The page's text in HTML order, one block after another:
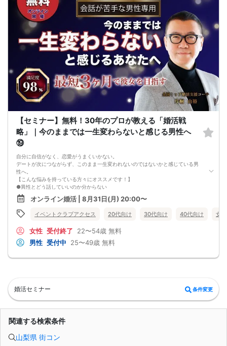
それを提供できる自分自身に変化していくことにより、
はじめて自分が好きな異性が自分を好きになってくれるようになり、
恋愛婚活が上手くいくようになります。
異性が求めていることを理解し、
それを自然に伝えられる自分に変わることで、
好きな女性から選ばれるようになります。
婚活戦略セミナーでは、恋愛や婚活で悩む男性が
短期間で変化と成果を実感できる方法をお伝えします。
【注意事項】
・セミナー中はカメラをオン（お顔を出して）での受講をお願いします。
（屋外、車内からのご参加や、途中入室、退出はご遠慮下さい。）
【キャンセル規定】
セミナー準備の都合上、当日無断キャンセルの場合は、3,000円のキャンセル料を
お支払いいただきます。
【セミナー】無料！30年のプロが教える「婚活戦
略」｜今のままでは一生変わらないと感じる男性へ
⑲
自分に自信がなく、恋愛がうまくいかない。
デートが次につながらず、このまま一生変われないのではないかと感じている男
性へ。
【こんな悩みを持っている方々にオススメです！】
●異性とどう話していいのか分からない
●婚活パーティー、合コンで上手くいかない
●デートやお見合いが２回目につながらない
●今のままでは一生変わらない気がする
●異性から断られると、自分の人格を否定されている気分になる
最短3ヶ月で彼女ができる可能性を高め、1年以内の結婚を目指すための
恋愛・婚活の具体的な方法をお伝えします。
【婚活戦略セミナーで得られるメリットは！】
●好きになった女性との関係を続けられるようになる
まずは、異性が求めていることを理解し、
それを提供できる自分自身に変化していくことにより、
はじめて自分が好きな異性が自分を好きになってくれるようになり、
恋愛婚活が上手くいくようになります。
改善
それを自然に伝えられる自分に変わることで、
オンライン婚活 | 8月31日(月) 20:00〜
イベントクラブアクセス 20代向け 30代向け 40代向け 女
女性 受付終了 22〜54歳 無料
男性 受付中 25〜49歳 無料
婚活セミナー 条件変更
関連する検索条件
山梨県 街コン